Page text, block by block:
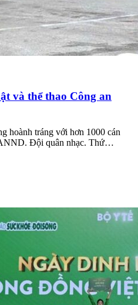
và thể thao Công an
hoành tráng với hơn 1000 cán
Đội quân nhạc. Thứ…